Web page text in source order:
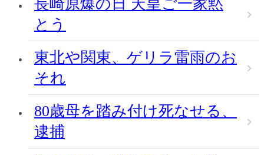
長崎原爆の日 天皇ご一家黙
とう
東北や関東、ゲリラ雷雨のお
それ
80歳母を踏み付け死なせる、
逮捕